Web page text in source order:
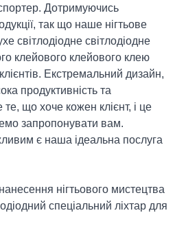
Дотримуючись
так що наше нігтьове
світлодіодне світлодіодне
клейового клейового клею
Екстремальний дизайн,
продуктивність та
те, що хоче кожен клієнт, і це
запропонувати вам.
є наша ідеальна послуга
нігтьового мистецтва
спеціальний ліхтар для